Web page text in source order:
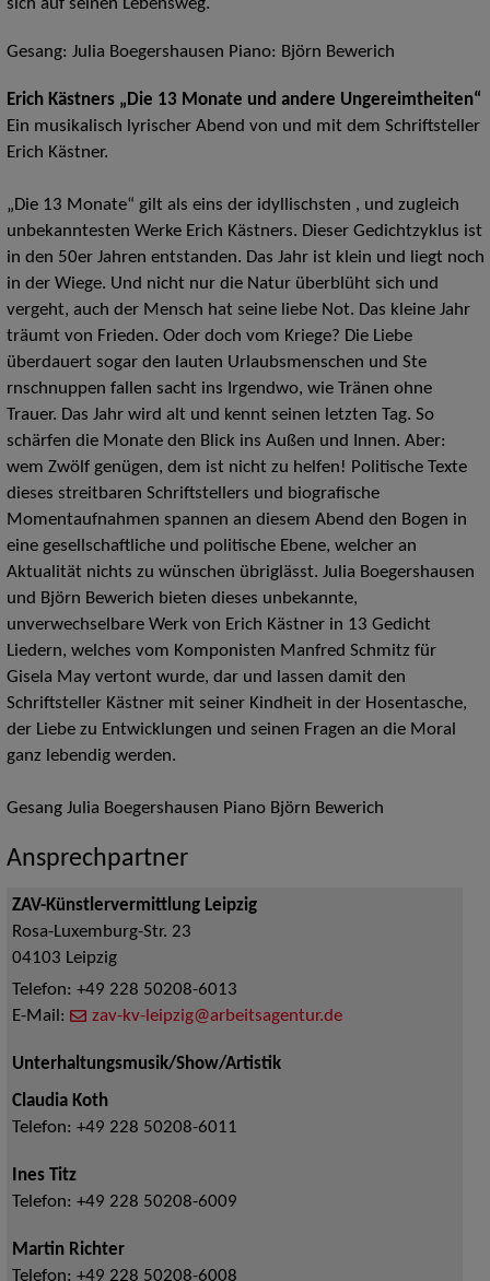
sich auf seinen Lebensweg.
Gesang: Julia Boegershausen Piano: Björn Bewerich
Erich Kästners „Die 13 Monate und andere Ungereimtheiten“
Ein musikalisch lyrischer Abend von und mit dem Schriftsteller
Erich Kästner.
„Die 13 Monate“ gilt als eins der idyllischsten , und zugleich
unbekanntesten Werke Erich Kästners. Dieser Gedichtzyklus ist
in den 50er Jahren entstanden. Das Jahr ist klein und liegt noch
in der Wiege. Und nicht nur die Natur überblüht sich und
vergeht, auch der Mensch hat seine liebe Not. Das kleine Jahr
träumt von Frieden. Oder doch vom Kriege? Die Liebe
überdauert sogar den lauten Urlaubsmenschen und Ste
rnschnuppen fallen sacht ins Irgendwo, wie Tränen ohne
Trauer. Das Jahr wird alt und kennt seinen letzten Tag. So
schärfen die Monate den Blick ins Außen und Innen. Aber:
wem Zwölf genügen, dem ist nicht zu helfen! Politische Texte
dieses streitbaren Schriftstellers und biografische
Momentaufnahmen spannen an diesem Abend den Bogen in
eine gesellschaftliche und politische Ebene, welcher an
Aktualität nichts zu wünschen übriglässt. Julia Boegershausen
und Björn Bewerich bieten dieses unbekannte,
unverwechselbare Werk von Erich Kästner in 13 Gedicht
Liedern, welches vom Komponisten Manfred Schmitz für
Gisela May vertont wurde, dar und lassen damit den
Schriftsteller Kästner mit seiner Kindheit in der Hosentasche,
der Liebe zu Entwicklungen und seinen Fragen an die Moral
ganz lebendig werden.
Gesang Julia Boegershausen Piano Björn Bewerich
Ansprechpartner
ZAV-Künstlervermittlung Leipzig
Rosa-Luxemburg-Str. 23
04103 Leipzig
Telefon: +49 228 50208-6013
E-Mail:
zav-kv-leipzig@arbeitsagentur.de
Unterhaltungsmusik/Show/Artistik
Claudia Koth
Telefon: +49 228 50208-6011
Ines Titz
Telefon: +49 228 50208-6009
Martin Richter
Telefon: +49 228 50208-6008